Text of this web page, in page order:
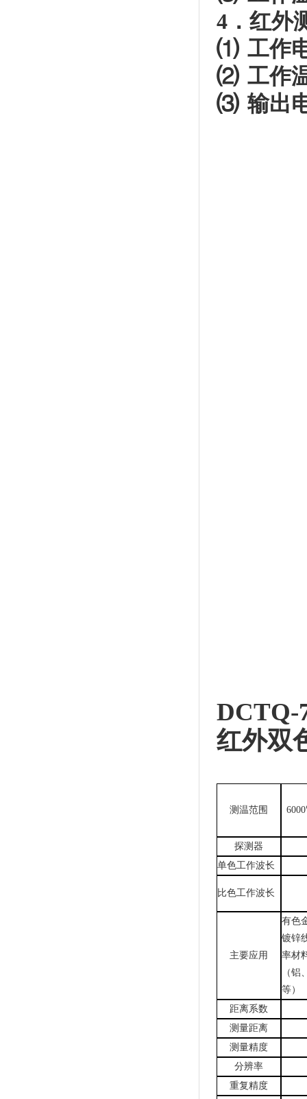
4．红外
⑴ 工作
⑵ 工作
⑶ 输出
DCTQ-
红外双
测温范围
探测器
单色工作波长
比色工作波长
主要应用
有色
镀锌
率材
（铝
等）
距离系数
测量距离
测量精度
分辨率
重复精度